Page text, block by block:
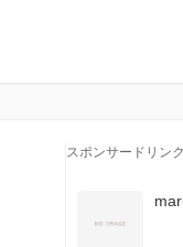
スポンサードリンク